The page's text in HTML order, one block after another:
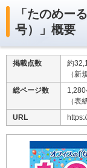
「たのめー
号）」概要
掲載点数
約
（新
総ページ数
（表
URL